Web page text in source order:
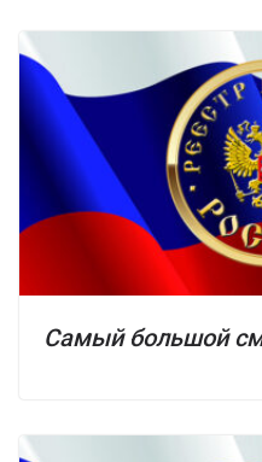
Самый большой